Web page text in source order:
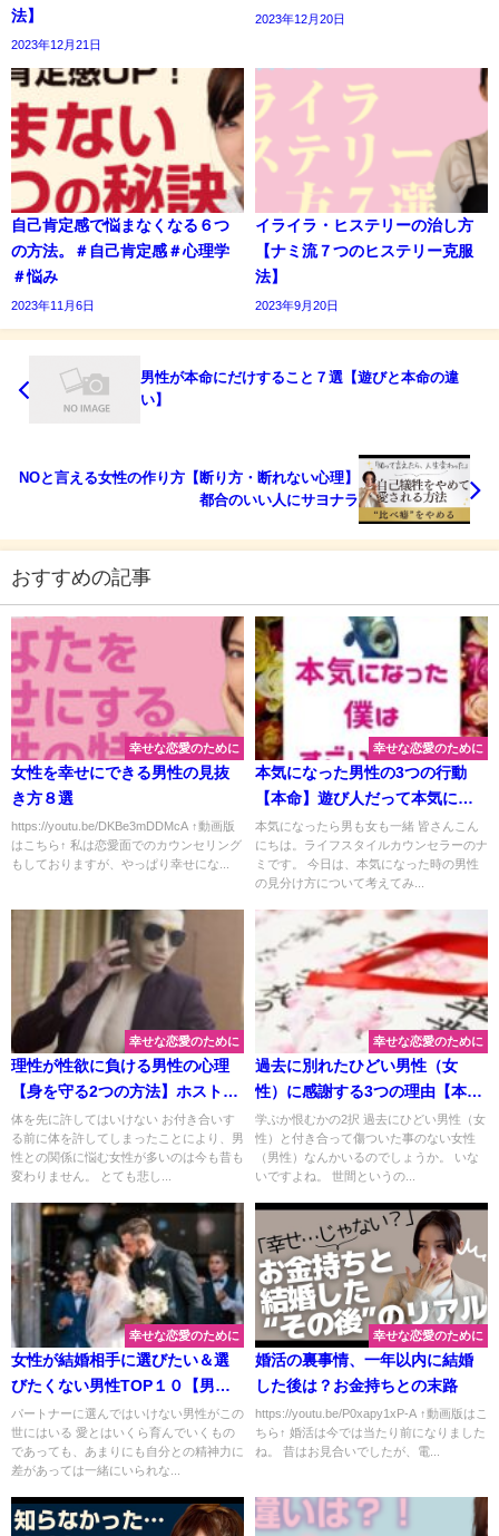
法】
2023年12月21日
2023年12月20日
自己肯定感で悩まなくなる６つ
の方法。＃自己肯定感＃心理学
＃悩み
2023年11月6日
イライラ・ヒステリーの治し方
【ナミ流７つのヒステリー克服
法】
2023年9月20日
男性が本命にだけすること７選【遊びと本命の違
い】
NOと言える女性の作り方【断り方・断れない心理】
都合のいい人にサヨナラ
おすすめの記事
幸せな恋愛のために
女性を幸せにできる男性の見抜
き方８選
https://youtu.be/DKBe3mDDMcA ↑動画版
はこちら↑ 私は恋愛面でのカウンセリング
もしておりますが、やっぱり幸せにな...
幸せな恋愛のために
本気になった男性の3つの行動
【本命】遊び人だって本気にな
れば一緒。
本気になったら男も女も一緒 皆さんこん
にちは。ライフスタイルカウンセラーのナ
ミです。 今日は、本気になった時の男性
の見分け方について考えてみ...
幸せな恋愛のために
理性が性欲に負ける男性の心理
【身を守る2つの方法】ホストも
だよ。
体を先に許してはいけない お付き合いす
る前に体を許してしまったことにより、男
性との関係に悩む女性が多いのは今も昔も
変わりません。 とても悲し...
幸せな恋愛のために
過去に別れたひどい男性（女
性）に感謝する3つの理由【本当
の卒業式】
学ぶか恨むかの2択 過去にひどい男性（女
性）と付き合って傷ついた事のない女性
（男性）なんかいるのでしょうか。 いな
いですよね。 世間というの...
幸せな恋愛のために
女性が結婚相手に選びたい＆選
びたくない男性TOP１０【男性
編】
パートナーに選んではいけない男性がこの
世にはいる 愛とはいくら育んでいくもの
であっても、あまりにも自分との精神力に
差があっては一緒にいられな...
幸せな恋愛のために
婚活の裏事情、一年以内に結婚
した後は？お金持ちとの末路
https://youtu.be/P0xapy1xP-A ↑動画版はこ
ちら↑ 婚活は今では当たり前になりました
ね。 昔はお見合いでしたが、電...